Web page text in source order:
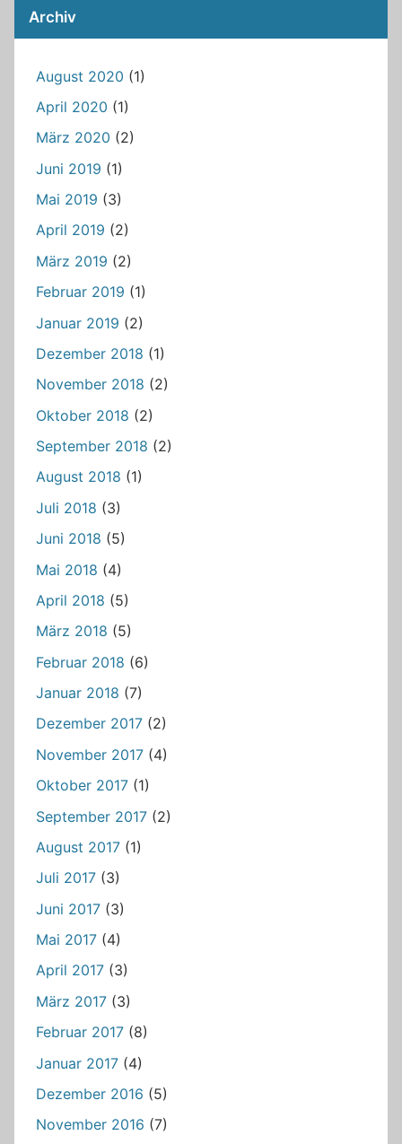
Archiv
August 2020 (1)
April 2020 (1)
März 2020 (2)
Juni 2019 (1)
Mai 2019 (3)
April 2019 (2)
März 2019 (2)
Februar 2019 (1)
Januar 2019 (2)
Dezember 2018 (1)
November 2018 (2)
Oktober 2018 (2)
September 2018 (2)
August 2018 (1)
Juli 2018 (3)
Juni 2018 (5)
Mai 2018 (4)
April 2018 (5)
März 2018 (5)
Februar 2018 (6)
Januar 2018 (7)
Dezember 2017 (2)
November 2017 (4)
Oktober 2017 (1)
September 2017 (2)
August 2017 (1)
Juli 2017 (3)
Juni 2017 (3)
Mai 2017 (4)
April 2017 (3)
März 2017 (3)
Februar 2017 (8)
Januar 2017 (4)
Dezember 2016 (5)
November 2016 (7)